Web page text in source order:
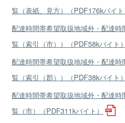
覧（表紙、見方）（PDF176kバイト
配達時間帯希望取扱地域外・配達
覧（索引（市））（PDF58kバイト）
配達時間帯希望取扱地域外・配達
覧（索引（郡））（PDF38kバイト）
配達時間帯希望取扱地域外・配達
覧（市）（PDF311kバイト）